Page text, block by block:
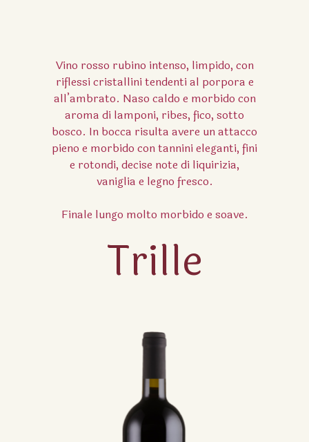
Vino rosso rubino intenso, limpido, con
riflessi cristallini tendenti al porpora e
all’ambrato. Naso caldo e morbido con
aroma di lamponi, ribes, fico, sotto
bosco. In bocca risulta avere un attacco
pieno e morbido con tannini eleganti, fini
e rotondi, decise note di liquirizia,
vaniglia e legno fresco.
Finale lungo molto morbido e soave.
Trille